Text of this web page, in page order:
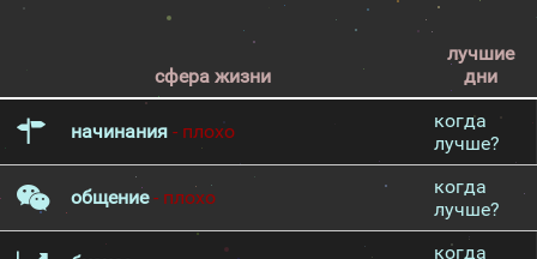
сфера жизни
лучшие
дни
начинания - плохо
когда
лучше?
общение- плохо
когда
лучше?
когда